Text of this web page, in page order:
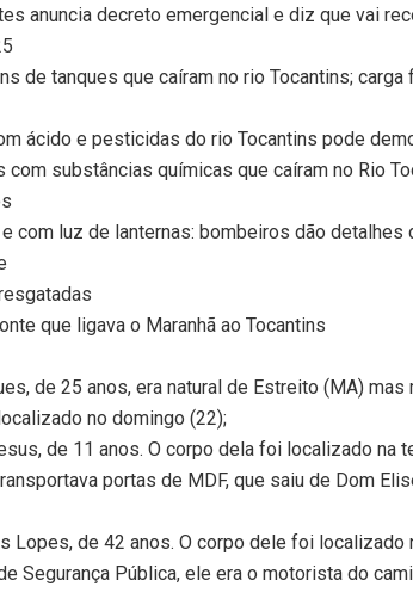
anuncia decreto emergencial e diz que vai
de tanques que caíram no rio Tocantins;
ácido e pesticidas do rio Tocantins pode
com substâncias químicas que caíram no Rio
com luz de lanternas: bombeiros dão
que ligava o Maranhã ao Tocantins
de 25 anos, era natural de Estreito (MA)
no domingo (22);
de 11 anos. O corpo dela foi localizado na
portas de MDF, que saiu de Dom
Lopes, de 42 anos. O corpo dele foi localizado
Segurança Pública, ele era o motorista do